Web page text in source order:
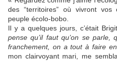
des “territoires” où vivront
peuple écolo-bobo.
Il y a quelques jours, c’était
pense qu’il faut qu’on se parle,
franchement, on a tout à faire
mon clairvoyant mari, me